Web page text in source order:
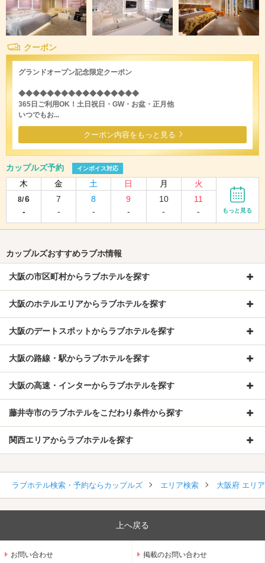
クーポン
グランドオープン記念限定クーポン
◆◆◆◆◆◆◆◆◆◆◆◆◆◆◆◆◆
365日ご利用OK！土日祝日・GW・お盆・正月他
いつでもお...
クーポン内容をもっと見る
カップルズ予約 インボイス対応
木 金 土 日 月 火
8/6
-
7
-
8
-
9
-
10
-
11
-
もっと見る
カップルズおすすめラブホ情報
大阪の市区町村からラブホテルを探す
大阪のホテルエリアからラブホテルを探す
大阪のデートスポットからラブホテルを探す
大阪の路線・駅からラブホテルを探す
大阪の高速・インターからラブホテルを探す
藤井寺市のラブホテルをこだわり条件から探す
関西エリアからラブホテルを探す
ラブホテル検索・予約ならカップルズ エリア検索 大阪府 エリ
上へ戻る
お問い合わせ 掲載のお問い合わせ